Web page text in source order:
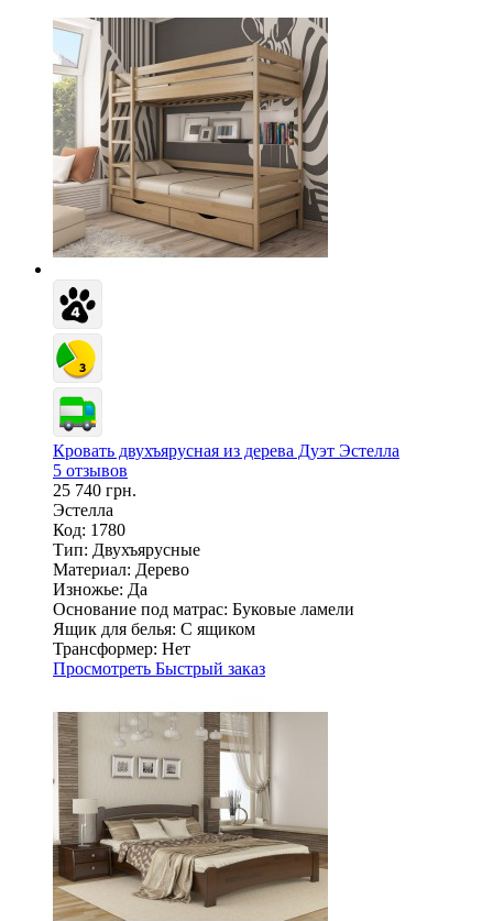
Кровать двухъярусная из дерева Дуэт Эстелла
5 отзывов
25 740 грн.
Эстелла
Код: 1780
Тип: Двухъярусные
Материал: Дерево
Изножье: Да
Основание под матрас: Буковые ламели
Ящик для белья: С ящиком
Трансформер: Нет
Просмотреть Быстрый заказ